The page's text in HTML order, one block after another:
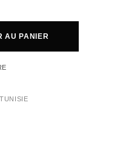
AU PANIER
TUNISIE